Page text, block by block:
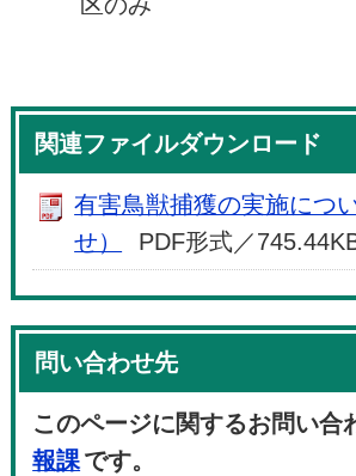
関連ファイルダウンロード
有害鳥獣捕獲の実施につ
せ）
PDF形式／
問い合わせ先
このページに関するお問い合
報課です。